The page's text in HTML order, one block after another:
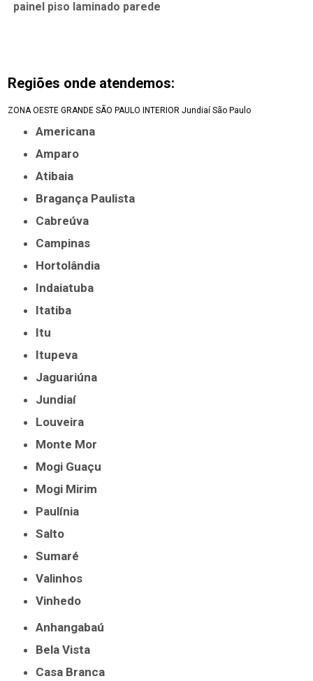
painel piso laminado parede
Regiões onde atendemos:
ZONA OESTE GRANDE SÃO PAULO INTERIOR Jundiaí São Paulo
Americana
Amparo
Atibaia
Bragança Paulista
Cabreúva
Campinas
Hortolândia
Indaiatuba
Itatiba
Itu
Itupeva
Jaguariúna
Jundiaí
Louveira
Monte Mor
Mogi Guaçu
Mogi Mirim
Paulínia
Salto
Sumaré
Valinhos
Vinhedo
Anhangabaú
Bela Vista
Casa Branca